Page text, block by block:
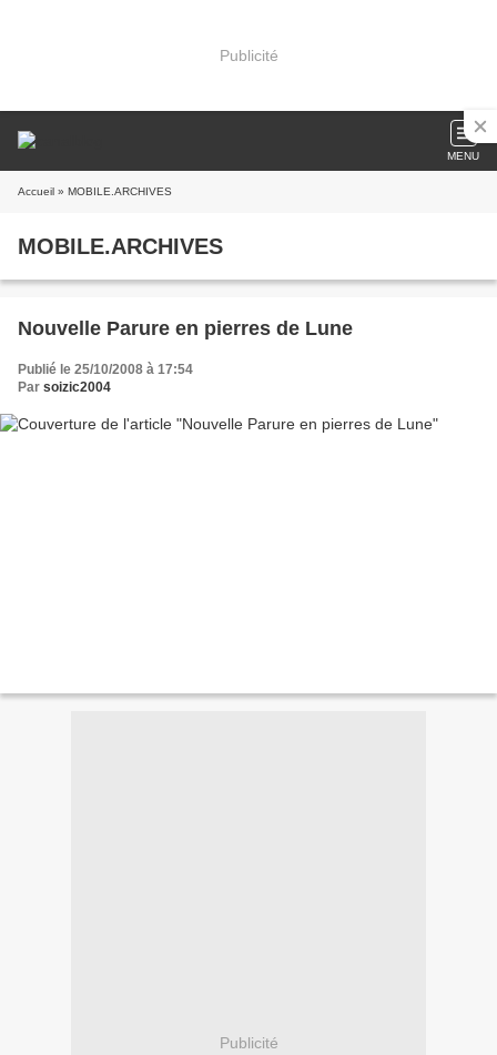
Publicité
MENU
Accueil » MOBILE.ARCHIVES
MOBILE.ARCHIVES
Nouvelle Parure en pierres de Lune
Publié le 25/10/2008 à 17:54
Par soizic2004
Publicité